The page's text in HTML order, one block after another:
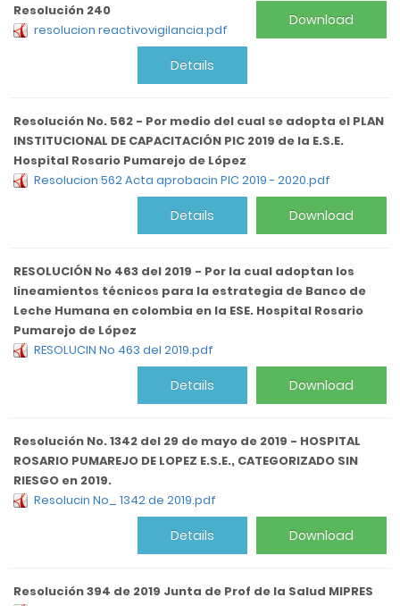
Resolución 240
resolucion reactivovigilancia.pdf
Download
Details
Resolución No. 562 - Por medio del cual se adopta el PLAN
INSTITUCIONAL DE CAPACITACIÓN PIC 2019 de la E.S.E.
Hospital Rosario Pumarejo de López
Resolucion 562 Acta aprobacin PIC 2019 - 2020.pdf
Download
Details
RESOLUCIÓN No 463 del 2019 - Por la cual adoptan los
lineamientos técnicos para la estrategia de Banco de
Leche Humana en colombia en la ESE. Hospital Rosario
Pumarejo de López
RESOLUCIN No 463 del 2019.pdf
Download
Details
Resolución No. 1342 del 29 de mayo de 2019 - HOSPITAL
ROSARIO PUMAREJO DE LOPEZ E.S.E., CATEGORIZADO SIN
RIESGO en 2019.
Resolucin No_ 1342 de 2019.pdf
Download
Details
Resolución 394 de 2019 Junta de Prof de la Salud MIPRES